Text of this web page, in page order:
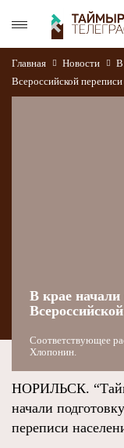
Главная Новости
В
Всероссийской переписи
В крае начали
Соответствующее
Хлопонин.
НОРИЛЬСК.
начали
переписи